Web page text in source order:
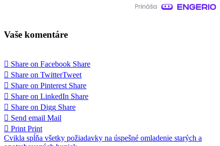
Vaše komentáre
Share on Facebook Share
Share on TwitterTweet
Share on Pinterest Share
Share on LinkedIn Share
Share on Digg Share
Send email Mail
Print Print
Navigácia
Cvikla spĺňa všetky požiadavky na úspešné omladenie starých a